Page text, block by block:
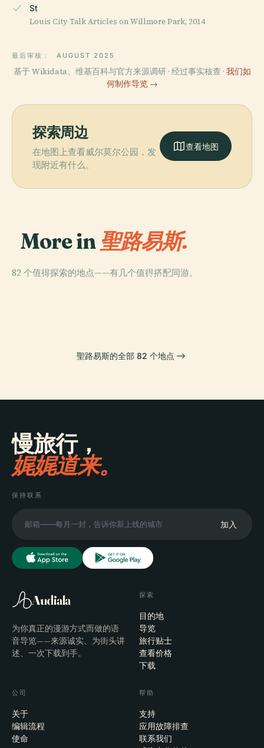
St
Louis City Talk Articles on Willmore Park, 2014
最后审核： AUGUST 2025
基于 Wikidata、维基百科与官方来源调研 · 经过事实核查 · 我们如
何制作导览 →
探索周边
在地图上查看威尔莫尔公园，发
现附近有什么。
查看地图
More in 聖路易斯.
82 个值得探索的地点——有几个值得搭配同游。
PLACE PLACE
PLACE
聖路易斯的全部 82 个地点
慢旅行，
娓娓道来。
保持联系
加入
Audiala
为你真正的漫游方式而做的语
音导览——来源诚实、为街头讲
述、一次下载到手。
探索
目的地
导览
旅行贴士
查看价格
下载
公司
关于
编辑流程
使命
帮助
支持
应用故障排查
联系我们